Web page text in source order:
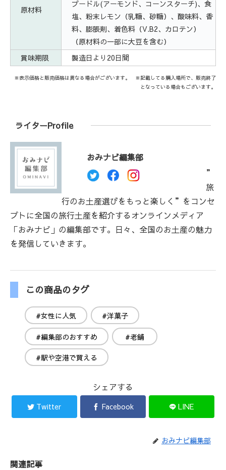
原材料
プードル(アーモンド、コーンスターチ)、食
塩、粉末レモン（乳糖、砂糖）、酸味料、香
料、膨脹剤、着色料（V.B2、カロテン）
（原材料の一部に大豆を含む）
賞味期限
製造日より20日間
※表示価格と販売価格は異なる場合がございます。 ※記載してる購入場所で、販売終了
となっている場合もございます。
ライターProfile
おみナビ編集部
”
旅
行のお土産選びをもっと楽しく”をコンセ
プトに全国の旅行土産を紹介するオンラインメディア
「おみナビ」の編集部です。日々、全国のお土産の魅力
を発信していきます。
この商品のタグ
#女性に人気 #洋菓子
#編集部のおすすめ #老舗
#駅や空港で買える
シェアする
Twitter Facebook LINE
おみナビ編集部
関連記事